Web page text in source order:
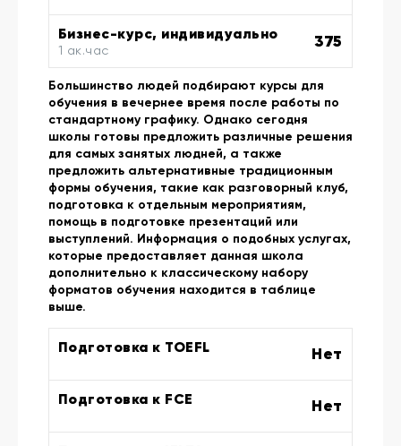
Бизнес-курс, индивидуально
1 ак.час 375
Большинство людей подбирают курсы для
обучения в вечернее время после работы по
стандартному графику. Однако сегодня
школы готовы предложить различные решения
для самых занятых людней, а также
предложить альтернативные традиционным
формы обучения, такие как разговорный клуб,
подготовка к отдельным мероприятиям,
помощь в подготовке презентаций или
выступлений. Информация о подобных услугах,
которые предоставляет данная школа
дополнительно к классическому набору
форматов обучения находится в таблице
выше.
Подготовка к TOEFL Нет
Подготовка к FCE Нет